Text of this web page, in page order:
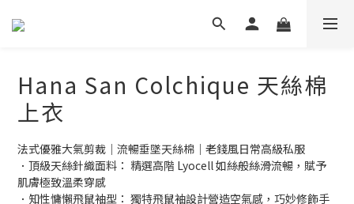
Hana San Colchique 天絲棉
上衣
法式優雅大氣剪裁｜流暢垂墜天絲棉｜老錢風日常高級私服
．頂級天絲針織面料： 精選高階 Lyocell 如絲般絲滑流暢，賦予
肌膚極致溫柔穿感
．知性慵懶飛鼠袖型： 獨特飛鼠袖設計營造空氣感，巧妙修飾手